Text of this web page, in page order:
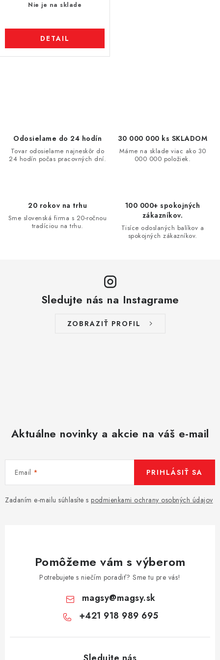
Nie je na sklade
DETAIL
c
Odosielame do 24 hodín
Tovar odosielame najneskôr do
24 hodín počas pracovných dní.
30 000 000 ks SKLADOM
Máme na sklade viac ako 30
000 000 položiek.
20 rokov na trhu
Sme slovenská firma s 20-ročnou
tradíciou na trhu.
100 000+ spokojných
zákazníkov.
Tisíce odoslaných balíkov a
spokojných zákazníkov.
Sledujte nás na Instagrame
ZOBRAZIŤ PROFIL
Aktuálne novinky a akcie na váš e-mail
Email
Zadaním e-mailu súhlasíte s podmienkami ochrany osobných údajov
PRIHLÁSIŤ SA
Pomôžeme vám s výberom
Potrebujete s niečím poradiť? Sme tu pre vás!
magsy@magsy.sk
+421 918 989 695